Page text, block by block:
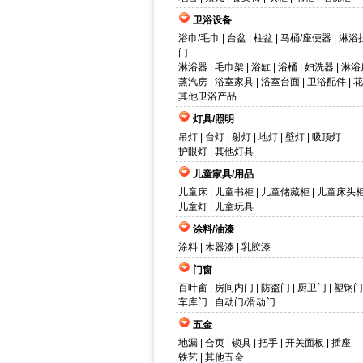
卫浴设备
浴巾/毛巾
台盆| 柱盆| 马桶/座便器| 淋浴
门
淋浴器| 毛巾架| 浴缸| 浴桶| 妇洗器| 淋浴
蒸汽房| 浴室家具| 浴室台面| 卫浴配件|
其他卫浴产品
灯具/照明
吊灯| 台灯| 射灯| 地灯| 壁灯| 吸顶灯
护眼灯| 其他灯具
儿童家具/用品
儿童床| 儿童书柜| 儿童储藏柜|
儿童床头
儿童灯|
儿童玩具
涂料/油漆
涂料| 木器漆| 乳胶漆
门窗
百叶窗| 房间内门 防盗门 厨卫门
塑钢
车库门
自动门/滑动门
五金
地漏| 合页| 锁具| 把手| 开关面板
插座
铁艺| 其他五金